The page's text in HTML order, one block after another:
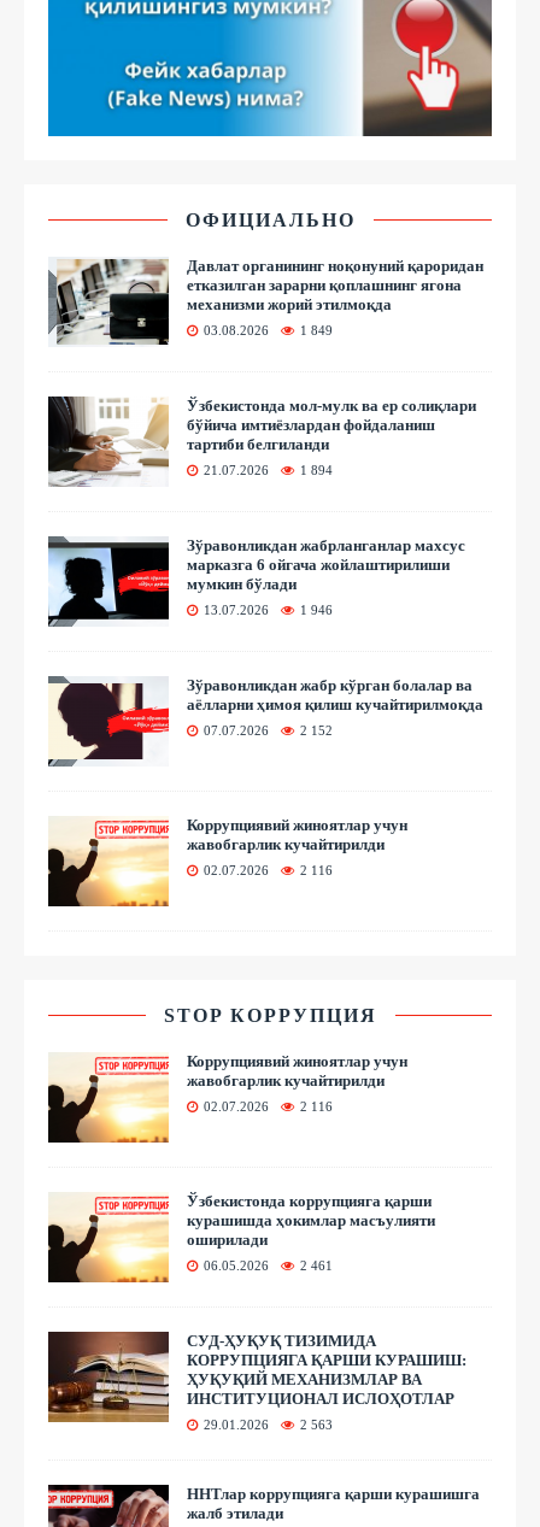
ОФИЦИАЛЬНО
Давлат органининг ноқонуний қароридан
етказилган зарарни қоплашнинг ягона
механизми жорий этилмоқда
03.08.2026 1 849
Ўзбекистонда мол-мулк ва ер солиқлари
бўйича имтиёзлардан фойдаланиш
тартиби белгиланди
21.07.2026 1 894
Зўравонликдан жабрланганлар махсус
марказга 6 ойгача жойлаштирилиши
мумкин бўлади
13.07.2026 1 946
Зўравонликдан жабр кўрган болалар ва
аёлларни ҳимоя қилиш кучайтирилмоқда
07.07.2026 2 152
Коррупциявий жиноятлар учун
жавобгарлик кучайтирилди
02.07.2026 2 116
STOP КОРРУПЦИЯ
Коррупциявий жиноятлар учун
жавобгарлик кучайтирилди
02.07.2026 2 116
Ўзбекистонда коррупцияга қарши
курашишда ҳокимлар масъулияти
оширилади
06.05.2026 2 461
СУД-ҲУҚУҚ ТИЗИМИДА
КОРРУПЦИЯГА ҚАРШИ КУРАШИШ:
ҲУҚУҚИЙ МЕХАНИЗМЛАР ВА
ИНСТИТУЦИОНАЛ ИСЛОҲОТЛАР
29.01.2026 2 563
ННТлар коррупцияга қарши курашишга
жалб этилади